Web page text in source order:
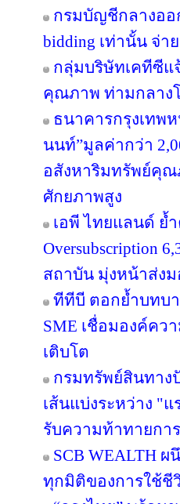
กรมบัญชีกลางออ
bidding เท่านั้น จ่
กลุ่มบริษัทเคทีซีแ
คุณภาพ ท่ามกลาง
ธนาคารกรุงเทพ
นนท์”มูลค่ากว่า
อสังหาริมทรัพย์คุณ
ศักยภาพสูง
เอพี ไทยแลนด์ ย้
Oversubscription
สถาบัน มุ่งหน้าส่ง
ทีทีบี ตอกย้ำบทบา
SME เชื่อมองค์คว
เติบโต
กรมทรัพย์สินทาง
เส้นแบ่งระหว่าง "
รับความท้าทายกา
SCB WEALTH
ทุกมิติของการใช้ชี